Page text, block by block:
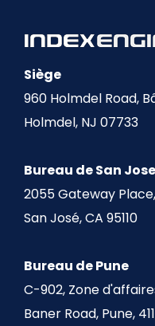
Siège
960 Holmdel Road,
Holmdel, NJ 07733
Bureau de San Jose
2055 Gateway
San José, CA 95110
Bureau de Pune
C-902, Zone
Baner Road, Pune,